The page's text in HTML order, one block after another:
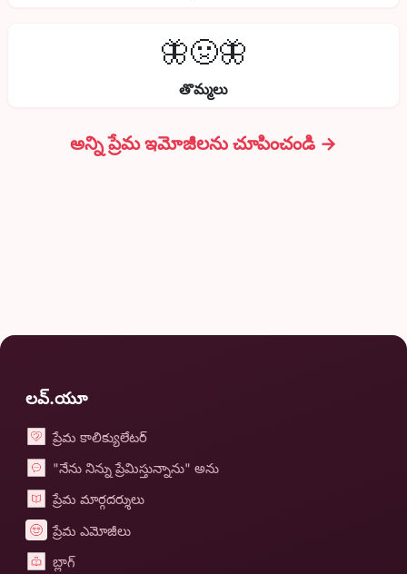
🦋🤢🦋
తొమ్మలు
అన్ని ప్రేమ ఇమోజీలను చూపించండి →
లవ్.యూ
ప్రేమ కాలిక్యులేటర్
"నేను నిన్ను ప్రేమిస్తున్నాను" అను
ప్రేమ మార్గదర్శులు
ప్రేమ ఎమోజీలు
బ్లాగ్